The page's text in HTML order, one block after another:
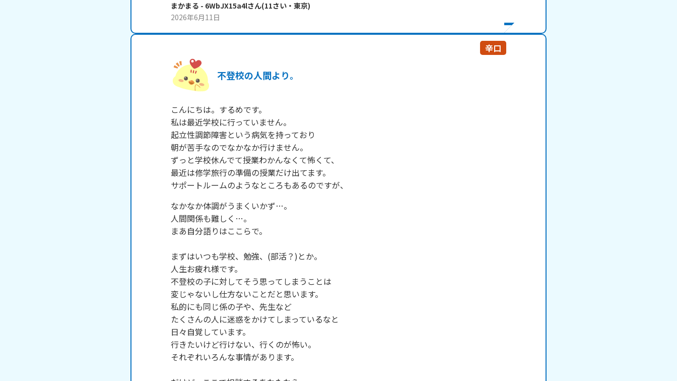
まかまる - 6WbJX15a4lさん(11さい・ 東京)
2026年6月11日
辛口
不登校の人間より。
こんにちは。するめです。
私は最近学校に行っていません。
起立性調節障害という病気を持っており
朝が苦手なのでなかなか行けません。
ずっと学校休んでて授業わかんなくて怖くて、
最近は修学旅行の準備の授業だけ出てます。
サポートルームのようなところもあるのですが、
なかなか体調がうまくいかず…。
人間関係も難しく…。
まあ自分語りはここらで。
まずはいつも学校、勉強、(部活？)とか。
人生お疲れ様です。
不登校の子に対してそう思ってしまうことは
変じゃないし仕方ないことだと思います。
私的にも同じ係の子や、先生など
たくさんの人に迷惑をかけてしまっているなと
日々自覚しています。
行きたいけど行けない、行くのが怖い。
それぞれいろんな事情があります。